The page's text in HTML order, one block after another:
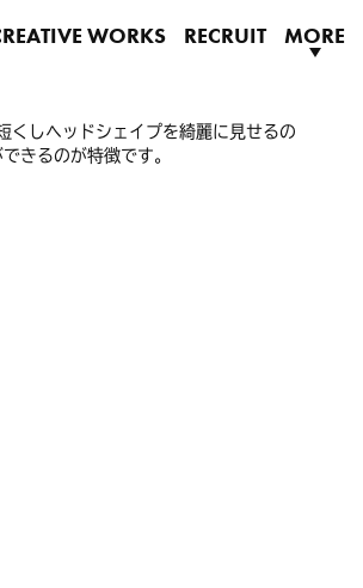
WORKS RECRUIT MORE
くしヘッドシェイプを綺麗に見せるの
きるのが特徴です。